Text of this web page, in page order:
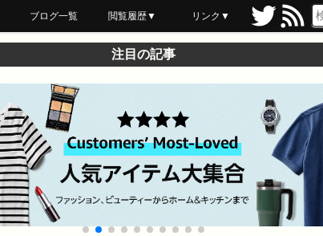
ブログ一覧 閲覧履歴▼
最近読んだ
あとで読む
ブックマーク
リンク▼
注目の記事